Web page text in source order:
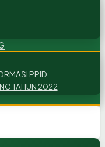
PPID
TAHUN 2022